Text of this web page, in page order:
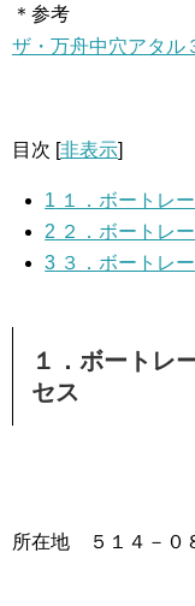
＊参考
ザ・万舟中穴アタル
目次 [非表示]
1 １．ボートレ
2 ２．ボートレ
3 ３．ボートレ
１．ボートレ
セス
所在地 ５１４－０